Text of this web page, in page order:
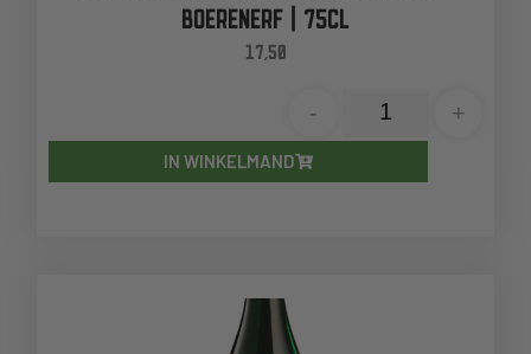
BOERENERF | 75CL
17,50
- +
IN WINKELMAND